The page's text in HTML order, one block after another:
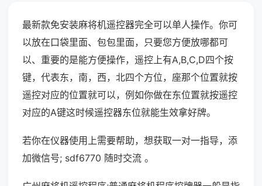
最新款免安装麻将机遥控器完全可以单人操作。你可
以放在口袋里面、包包里面，只要您方便放哪都可
以、重要的是能方便操作，遥控上有A,B,C,D四个按
键，代表东，南，西，北四个方位，座那个位置就按
遥控对应的位置就可以，例如你做在东位置就按遥控
对应的A键这时候遥控器东位就能生效拿好牌。
若你在仪器使用上需要帮助，想获取一对一指导，添
加微信号; sdf6770 随时交流 。